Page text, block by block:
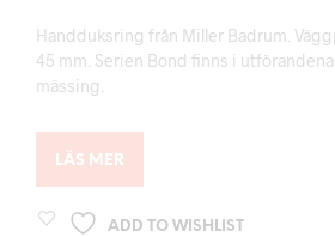
Handduksring från Miller Badrum.
45 mm. Serien Bond finns i
mässing.
LÄS MER
ADD TO WISHLIST